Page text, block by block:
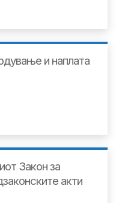
и наплата
Закон за
акти